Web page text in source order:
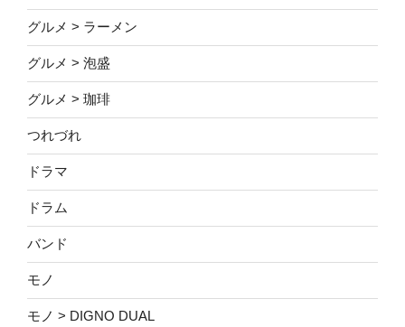
グルメ > ラーメン
グルメ > 泡盛
グルメ > 珈琲
つれづれ
ドラマ
ドラム
バンド
モノ
モノ > DIGNO DUAL